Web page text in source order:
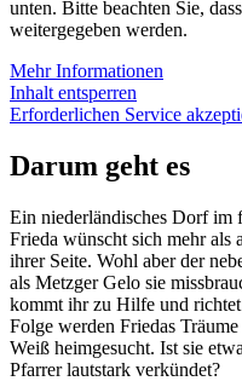
unten. Bitte beachten Sie,
weitergegeben werden.
Mehr Informationen
Inhalt entsperren
Erforderlichen Service
Darum geht es
Ein niederländisches Dorf im
Frieda wünscht sich mehr
ihrer Seite. Wohl aber der
als Metzger Gelo sie
kommt ihr zu Hilfe und
Folge werden Friedas
Weiß heimgesucht. Ist sie
Pfarrer lautstark verkündet?